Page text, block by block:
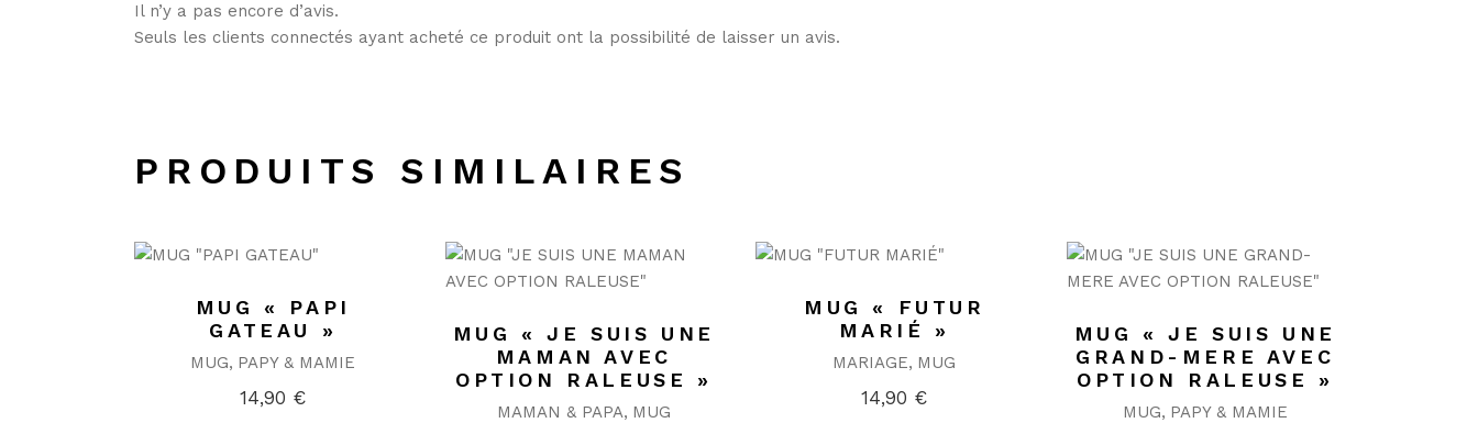
Il n’y a pas encore d’avis.
Seuls les clients connectés ayant acheté ce produit ont la possibilité de laisser un avis.
PRODUITS SIMILAIRES
MUG « PAPI
GATEAU »
MUG PAPY & MAMIE
14,90 €
MUG « JE SUIS UNE
MAMAN AVEC
OPTION RALEUSE »
MAMAN & PAPA MUG
MUG « FUTUR
MARIÉ »
MARIAGE MUG
14,90 €
MUG « JE SUIS UNE
GRAND-MERE AVEC
OPTION RALEUSE »
MUG PAPY & MAMIE